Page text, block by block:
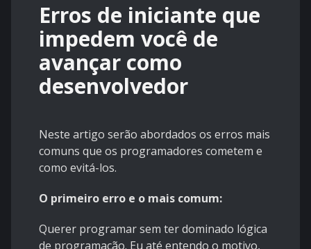
Erros de iniciante que
impedem você de
avançar como
desenvolvedor
Neste artigo serão abordados os erros mais
comuns que os programadores cometem e
como evitá-los.
O primeiro erro e o mais comum:
Querer programar sem ter dominado lógica
de programação. Eu até entendo o motivo,